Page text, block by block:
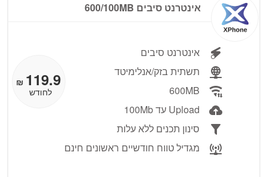
אינטרנט סיבים 600/100MB
אינטרנט סיבים
תשתית בזק/אנלימיטד
600MB
Upload עד 100Mb
סינון תכנים ללא עלות
מגדיל טווח חודשיים ראשונים חינם
119.9
₪
לחודש